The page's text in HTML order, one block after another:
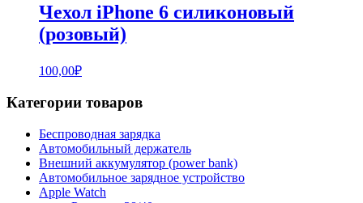
Чехол iPhone 6 силиконовый
(розовый)
100,00₽
Категории товаров
Беспроводная зарядка
Автомобильный держатель
Внешний аккумулятор (power bank)
Автомобильное зарядное устройство
Apple Watch